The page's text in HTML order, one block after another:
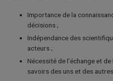
Importance de la
décisions ;
Indépendance des
acteurs ;
Nécessité de l’échange et
savoirs des uns et des autres